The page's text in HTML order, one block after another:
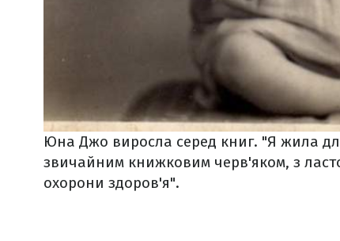
Юна Джо виросла серед книг. "Я жила
звичайним книжковим черв'яком, з
охорони здоров'я".